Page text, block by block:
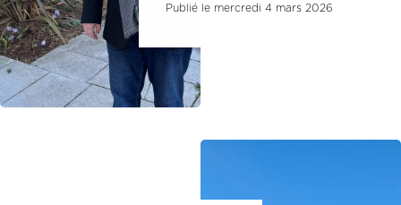
Publié le mercredi 4 mars 2026